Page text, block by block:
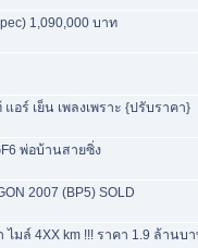
1,090,000 บาท
อร์ เย็น เพลงเพราะ {ปรับราคา}
พ่อบ้านสายซิ่ง
2007 (BP5) SOLD
ไมล์ 4XX km !!! ราคา 1.9 ล้านบ